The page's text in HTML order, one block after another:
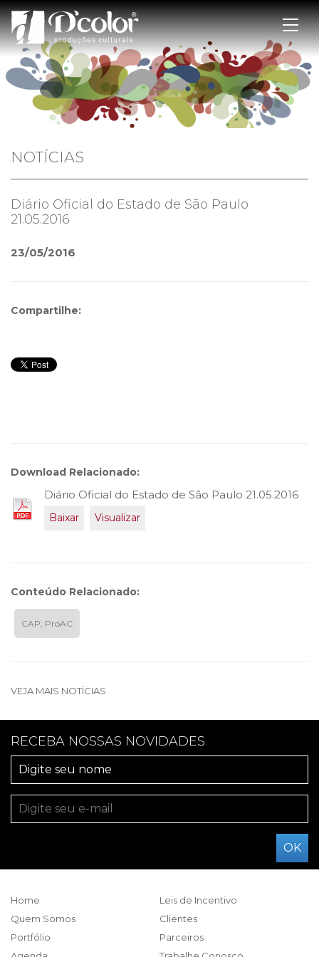
NOTÍCIAS
Diário Oficial do Estado de São Paulo
21.05.2016
23/05/2016
Compartilhe:
Download Relacionado:
Diário Oficial do Estado de São Paulo 21.05.2016
Baixar Visualizar
Conteúdo Relacionado:
CAP; ProAC
VEJA MAIS NOTÍCIAS
RECEBA NOSSAS NOVIDADES
Home
Quem Somos
Portfólio
Leis de Incentivo
Clientes
Parceiros